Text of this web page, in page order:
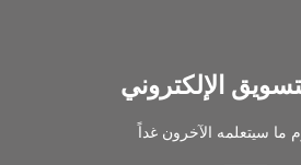
الإلكتروني
ما سيتعلمه الآخرون غداً